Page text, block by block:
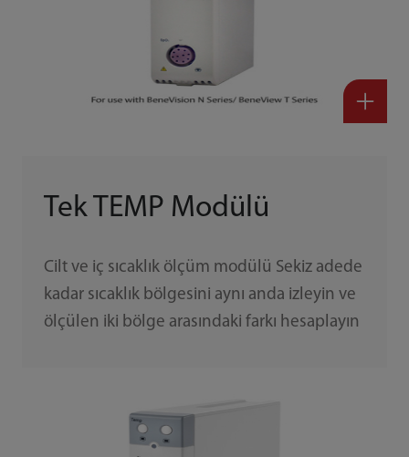
Tek TEMP Modülü
Cilt ve iç sıcaklık ölçüm modülü Sekiz adede
kadar sıcaklık bölgesini aynı anda izleyin ve
ölçülen iki bölge arasındaki farkı hesaplayın